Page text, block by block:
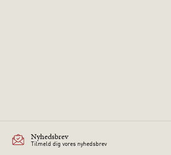
Nyhedsbrev
Tilmeld dig vores nyhedsbrev